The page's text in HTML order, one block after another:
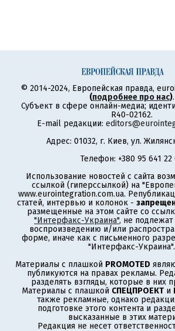
© 2014-2024, Европейская правда,
(подробнее про нас).
Субъект в сфере онлайн-медиа;
R40-02162.
E-mail редакции:
Адрес: 01032, г. Киев, ул.
Телефон: +380 95 641 22
Использование новостей с сайта
ссылкой (гиперссылкой) на
www.eurointegration.com.ua.
статей, интервью и колонок -
размещенные на этом сайте со
"Интерфакс-Украина", не
воспроизведению и/или
форме, иначе как с письменного
"Интерфакс-Украина".
Материалы с плашкой PROMOTED
публикуются на правах рекламы.
разделять взгляды, которые в них
Материалы с плашкой СПЕЦПРОЕКТ и
также рекламные, однако
подготовке этого контента и
высказанные в этих
Редакция не несет